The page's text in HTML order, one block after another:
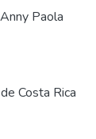
Paola
Costa Rica